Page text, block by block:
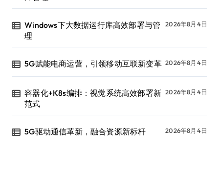
Windows下大数据运行库高效部署与管
理
2026年8月4日
5G赋能电商运营，引领移动互联新变革 2026年8月4日
容器化+K8s编排：视觉系统高效部署新
范式
2026年8月4日
5G驱动通信革新，融合资源新标杆 2026年8月4日